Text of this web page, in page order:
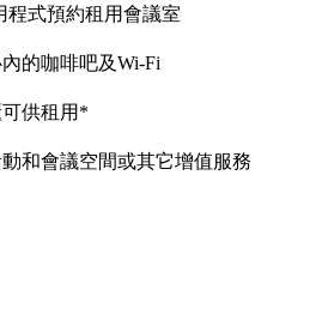
程式預約租用會議室
的咖啡吧及Wi-Fi
供租用*
和會議空間或其它增值服務